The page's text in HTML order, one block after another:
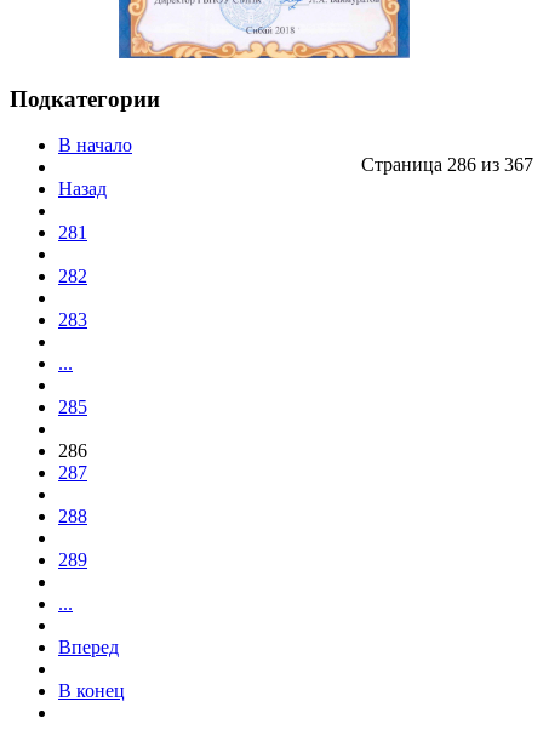
Подкатегории
Страница 286 из 367
В начало
Назад
281
282
283
...
285
286
287
288
289
...
Вперед
В конец